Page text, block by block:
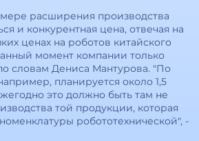
расширения производства
и конкурентная цена, отвечая на
ценах на роботов китайского
момент компании только
словам Дениса Мантурова. "По
планируется около 1,5
это должно быть там не
той продукции, которая
робототехнической", -